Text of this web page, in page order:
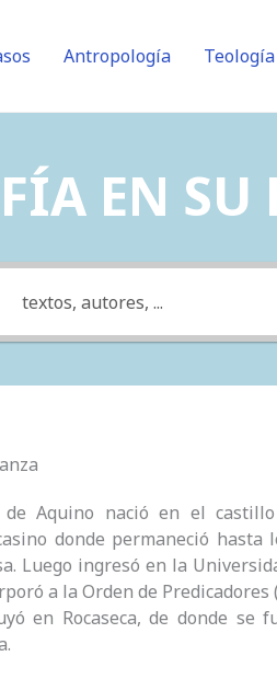
Antropología Teología
EN SU
de Aquino nació en el
donde permaneció
Luego ingresó en la
a la Orden de
en Rocaseca, de donde